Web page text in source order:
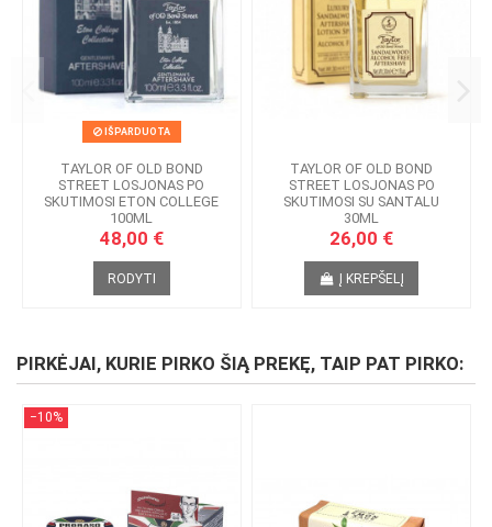
IŠPARDUOTA
TAYLOR OF OLD BOND
STREET LOSJONAS PO
SKUTIMOSI ETON COLLEGE
100ML
48,00 €
RODYTI
TAYLOR OF OLD BOND
STREET LOSJONAS PO
SKUTIMOSI SU SANTALU
30ML
26,00 €
Į KREPŠELĮ
PIRKĖJAI, KURIE PIRKO ŠIĄ PREKĘ, TAIP PAT PIRKO:
−10%